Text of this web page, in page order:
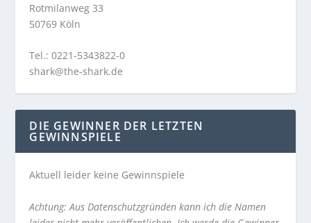
Rotmilanweg 33
50769 Köln
Tel.: 0221-5343822-0
shark@the-shark.de
DIE GEWINNER DER LETZTEN
GEWINNSPIELE
Aktuell leider keine Gewinnspiele
Achtung: Aus Datenschutzgründen kann ich die Namen